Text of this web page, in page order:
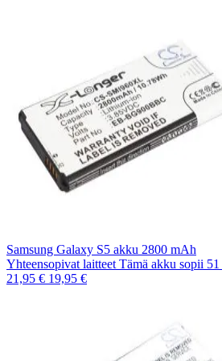
Samsung Galaxy S5 akku 2800 mAh
Yhteensopivat laitteet Tämä akku sopii
21,95 € 19,95 €